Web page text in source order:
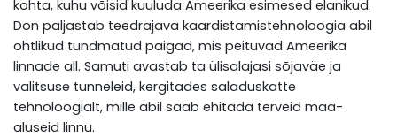
kohta, kuhu võisid kuuluda Ameerika esimesed elanikud.
Don paljastab teedrajava kaardistamistehnoloogia abil
ohtlikud tundmatud paigad, mis peituvad Ameerika
linnade all. Samuti avastab ta ülisalajasi sõjaväe ja
valitsuse tunneleid, kergitades saladuskatte
tehnoloogialt, mille abil saab ehitada terveid maa-
aluseid linnu.